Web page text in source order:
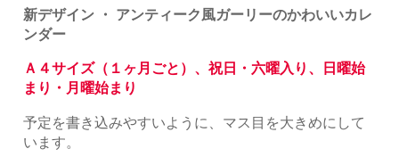
新デザイン ・ アンティーク風ガーリーのかわいいカレ
ンダー
Ａ４サイズ（１ヶ月ごと）、祝日・六曜入り、日曜始
まり・月曜始まり
予定を書き込みやすいように、マス目を大きめにして
います。